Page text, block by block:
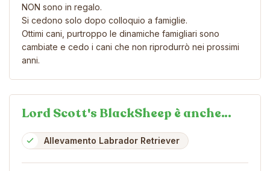
NON sono in regalo.
Si cedono solo dopo colloquio a famiglie.
Ottimi cani, purtroppo le dinamiche famigliari sono
cambiate e cedo i cani che non riprodurrò nei prossimi
anni.
Lord Scott's BlackSheep è anche…
Allevamento Labrador Retriever